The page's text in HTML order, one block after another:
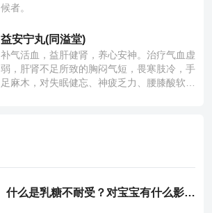
候者。
益安宁丸(同溢堂)
补气活血，益肝健肾，养心安神。治疗气血虚
弱，肝肾不足所致的胸闷气短，畏寒肢冷，手
足麻木，对失眠健忘、神疲乏力、腰膝酸软也
什么是乳糖不耐受？对宝宝有什么影响？